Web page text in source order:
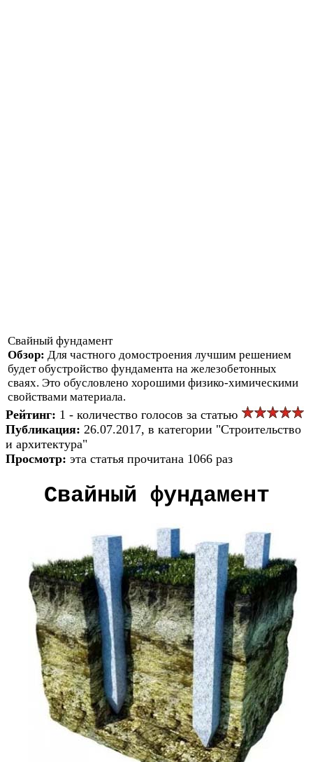
Свайный фундамент
Обзор: Для частного домостроения лучшим решением
будет обустройство фундамента на железобетонных
сваях. Это обусловлено хорошими физико-химическими
свойствами материала.
Рейтинг: 1 - количество голосов за статью
Публикация: 26.07.2017, в категории "Строительство
и архитектура"
Просмотр: эта статья прочитана 1066 раз
Свайный фундамент